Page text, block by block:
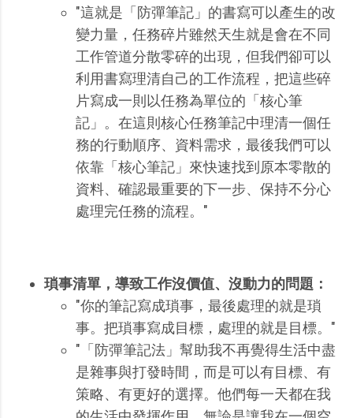
"這就是「防彈筆記」的書寫可以產生的改
變力量，任務碎片雖然天生就是會在不同
工作管道分散零碎的出現，但我們卻可以
利用書寫理清自己的工作流程，把這些碎
片寫成一則以任務為單位的「核心筆
記」。在這則核心任務筆記中理清一個任
務的行動順序、資料需求，最後我們可以
依靠「核心筆記」來快速找到原本零散的
資料、確認最重要的下一步、保持不分心
處理完任務的流程。"
瑣事清單，導致工作沒價值、沒動力的問題：
"你的筆記寫成瑣事，最後處理的就是瑣
事。把瑣事寫成目標，處理的就是目標。"
"「防彈筆記法」幫助我不再覺得生活中盡
是雜事與打發時間，而是可以有目標、有
策略、有更好的選擇。他們每一天都在我